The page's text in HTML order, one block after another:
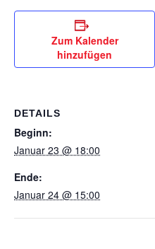
Zum Kalender
hinzufügen
DETAILS
Beginn:
Januar 23 @ 18:00
Ende:
Januar 24 @ 15:00